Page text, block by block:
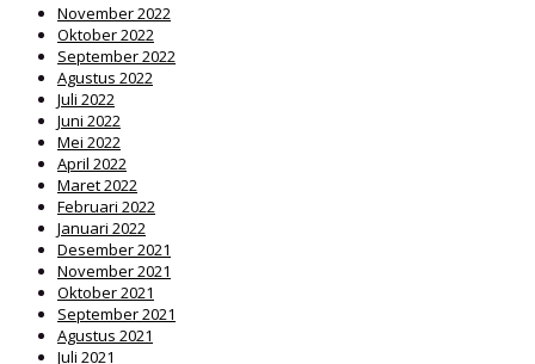
November 2022
Oktober 2022
September 2022
Agustus 2022
Juli 2022
Juni 2022
Mei 2022
April 2022
Maret 2022
Februari 2022
Januari 2022
Desember 2021
November 2021
Oktober 2021
September 2021
Agustus 2021
Juli 2021